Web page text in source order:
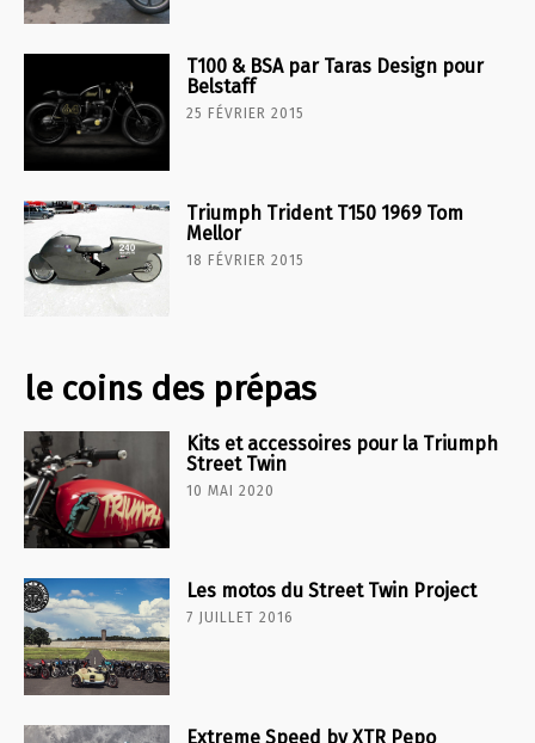
T100 & BSA par Taras Design pour
Belstaff
25 FÉVRIER 2015
Triumph Trident T150 1969 Tom
Mellor
18 FÉVRIER 2015
le coins des prépas
Kits et accessoires pour la Triumph
Street Twin
10 MAI 2020
Les motos du Street Twin Project
7 JUILLET 2016
Extreme Speed by XTR Pepo